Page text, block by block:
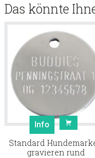
Das könnte
Info
Standard
gravieren rund